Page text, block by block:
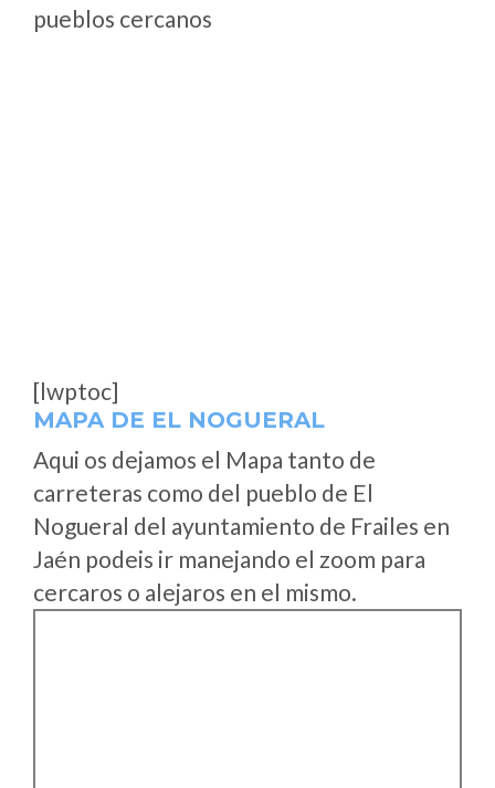
pueblos cercanos
[lwptoc]
MAPA DE EL NOGUERAL
Aqui os dejamos el Mapa tanto de
carreteras como del pueblo de El
Nogueral del ayuntamiento de Frailes en
Jaén podeis ir manejando el zoom para
cercaros o alejaros en el mismo.